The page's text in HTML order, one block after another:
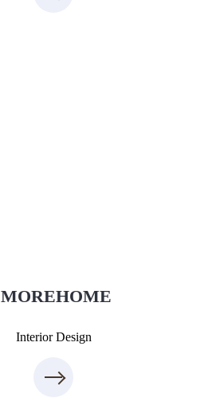
MOREHOME
Interior Design